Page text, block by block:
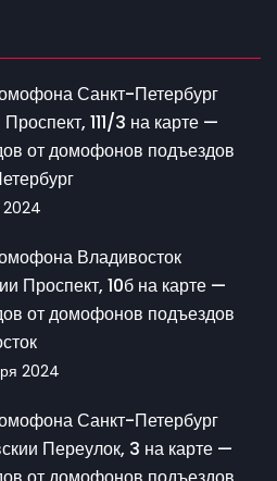
Санкт-Петербург
111/3 на карте —
от домофонов подъездов
2024
Владивосток
Проспект, 10б на карте —
от домофонов подъездов
2024
Санкт-Петербург
Переулок, 3 на карте —